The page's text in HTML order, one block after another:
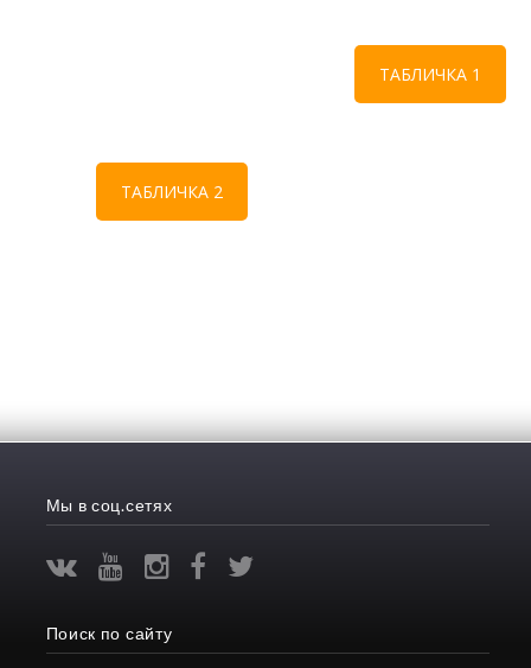
ТАБЛИЧКА 1
ТАБЛИЧКА 2
Мы в соц.сетях
Поиск по сайту